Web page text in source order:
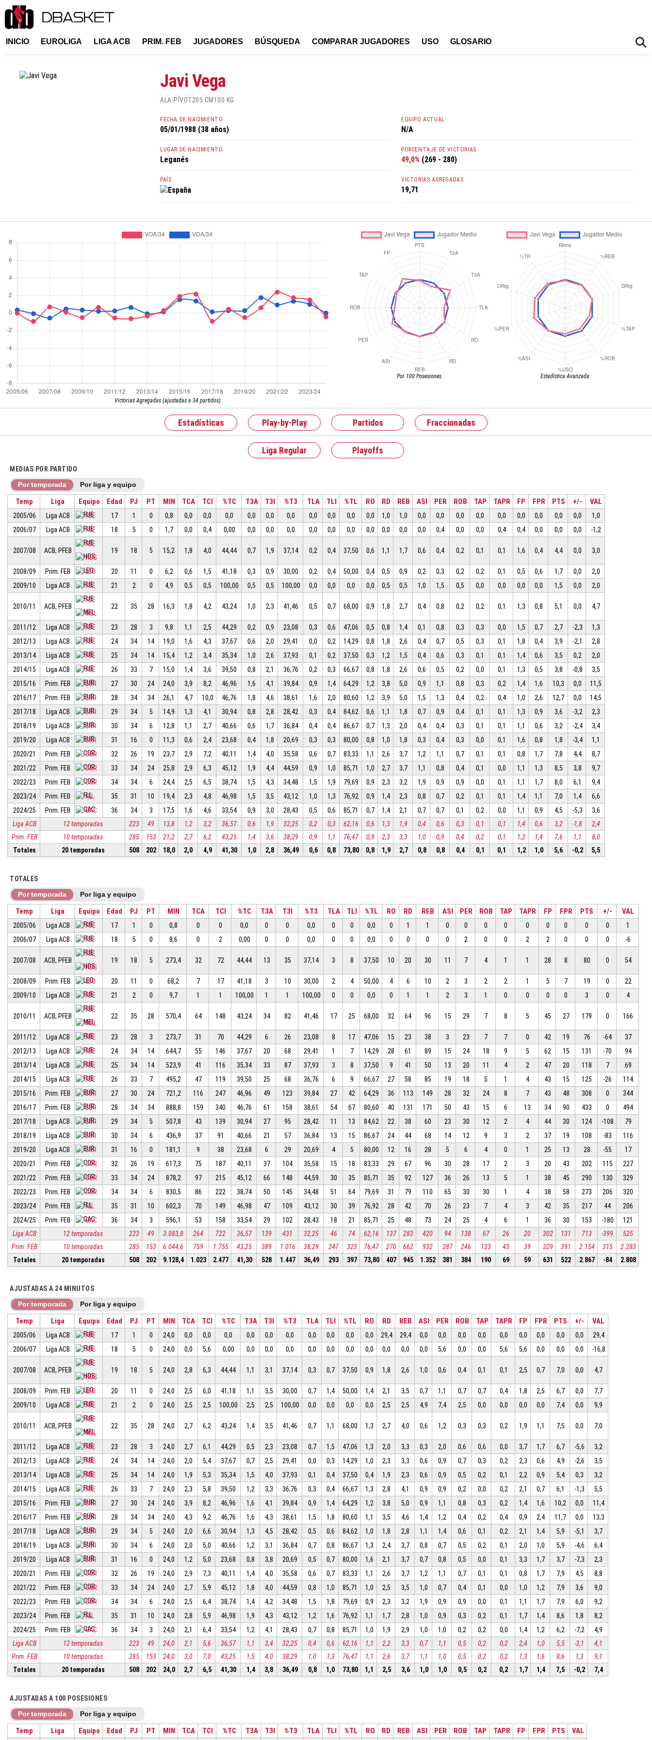
INICIO EUROLIGA LIGA ACB PRIM. FEB JUGADORES BÚSQUEDA COMPARAR JUGADORES USO GLOSARIO
Javi Vega
ALA-PÍVOT205 CM 100 KG
FECHA DE NACIMIENTO
05/01/1988 (38 años)
LUGAR DE NACIMIENTO
Leganés
PAÍS
España
EQUIPO ACTUAL
N/A
PORCENTAJE DE VICTORIAS
49,0% (269 - 280)
VICTORIAS AGREGADAS
19,71
Victorias Agregadas (ajustadas a 34 partidos)
Por 100 Posesiones Estadística Avanzada
Estadísticas Play-by-Play Partidos Fraccionadas
Liga Regular Playoffs
MEDIAS POR PARTIDO
Por temporada Por liga y equipo
Temp Liga Equipo Edad PJ PT MIN TCA TCI %TC T3A T3I %T3 TLA TLI %TL RO RD REB ASI PER ROB TAP TAPR FP FPR PTS +/- VAL
2005/06 Liga ACB FUE 17 1 0 0,8 0,0 0,0 0,0 0,0 0,0 0,0 0,0 0,0 0,0 0,0 1,0 1,0 0,0 0,0 0,0 0,0 0,0 0,0 0,0 0,0 0,0
1,0
2006/07
Liga ACB FUE 18 5 0 1,7 0,0 0,4 0,00 0,0 0,0 0,0 0,0 0,0 0,0 0,0 0,0 0,0 0,0 0,4 0,0 0,0 0,4 0,4 0,0 0,0 0,0 -1,2
2007/08 ACB, PFEB
FUE
HOS
19 18 5 15,2 1,8 4,0 44,44 0,7 1,9 37,14 0,2 0,4 37,50 0,6 1,1 1,7 0,6 0,4 0,2 0,1 0,1 1,6 0,4 4,4 0,0 3,0
2008/09 Prim. FEB LEO 20 11 0 6,2 0,6 1,5 41,18 0,3 0,9 30,00 0,2 0,4 50,00 0,4 0,5 0,9 0,2 0,3 0,2 0,2 0,1 0,5 0,6 1,7 0,0
2,0
2009/10
Liga ACB FUE 21 2 0 4,9 0,5 0,5 100,00 0,5 0,5 100,00 0,0 0,0 0,0 0,0 0,5 0,5 1,0 1,5 0,5 0,0 0,0 0,0 0,0 1,5 0,0 2,0
2010/11 ACB, PFEB
FUE
MEL
22 35 28 16,3 1,8 4,2 43,24 1,0 2,3 41,46 0,5 0,7 68,00 0,9 1,8 2,7 0,4 0,8 0,2 0,2 0,1 1,3 0,8 5,1 0,0 4,7
2011/12 Liga ACB FUE 23 28 3 9,8 1,1 2,5 44,29 0,2 0,9 23,08 0,3 0,6 47,06 0,5 0,8 1,4 0,1 0,8 0,3 0,3 0,0 1,5 0,7 2,7 -2,3
1,3
2012/13
Liga ACB FUE 24 34 14 19,0 1,6 4,3 37,67 0,6 2,0 29,41 0,0 0,2 14,29 0,8 1,8 2,6 0,4 0,7 0,5 0,3 0,1 1,8 0,4 3,9 -2,1
2,8
2013/14
Liga ACB FUE 25 34 14 15,4 1,2 3,4 35,34 1,0 2,6 37,93 0,1 0,2 37,50 0,3 1,2 1,5 0,4 0,6 0,3 0,1 0,1 1,4 0,6 3,5 0,2
2,0
2014/15
Liga ACB FUE 26 33 7 15,0 1,4 3,6 39,50 0,8 2,1 36,76 0,2 0,3 66,67 0,8 1,8 2,6 0,6 0,5 0,2 0,0 0,1 1,3 0,5 3,8 -0,8
3,5
2015/16
Prim. FEB BUR 27 30 24 24,0 3,9 8,2 46,96 1,6 4,1 39,84 0,9 1,4 64,29 1,2 3,8 5,0 0,9 1,1 0,8 0,3 0,2 1,4 1,6 10,3 0,0
11,5
2016/17
Prim. FEB BUR 28 34 34 26,1 4,7 10,0 46,76 1,8 4,6 38,61 1,6 2,0 80,60 1,2 3,9 5,0 1,5 1,3 0,4 0,2 0,4 1,0 2,6 12,7 0,0
14,5
2017/18
Liga ACB BUR 29 34 5 14,9 1,3 4,1 30,94 0,8 2,8 28,42 0,3 0,4 84,62 0,6 1,1 1,8 0,7 0,9 0,4 0,1 0,1 1,3 0,9 3,6 -3,2
2,3
2018/19
Liga ACB BUR 30 34 6 12,8 1,1 2,7 40,66 0,6 1,7 36,84 0,4 0,4 86,67 0,7 1,3 2,0 0,4 0,4 0,3 0,1 0,1 1,1 0,6 3,2 -2,4
3,4
2019/20
Liga ACB BUR 31 16 0 11,3 0,6 2,4 23,68 0,4 1,8 20,69 0,3 0,3 80,00 0,8 1,0 1,8 0,3 0,4 0,3 0,0 0,1 1,6 0,8 1,8 -3,4
1,1
2020/21
Prim. FEB COR 32 26 19 23,7 2,9 7,2 40,11 1,4 4,0 35,58 0,6 0,7 83,33 1,1 2,6 3,7 1,2 1,1 0,7 0,1 0,1 0,8 1,7 7,8 4,4
8,7
2021/22
Prim. FEB COR 33 34 24 25,8 2,9 6,3 45,12 1,9 4,4 44,59 0,9 1,0 85,71 1,0 2,7 3,7 1,1 0,8 0,4 0,1 0,0 1,1 1,3 8,5 3,8
9,7
2022/23
Prim. FEB COR 34 34 6 24,4 2,5 6,5 38,74 1,5 4,3 34,48 1,5 1,9 79,69 0,9 2,3 3,2 1,9 0,9 0,9 0,0 0,1 1,1 1,7 8,0 6,1
9,4
2023/24
Prim. FEB FLL 35 31 10 19,4 2,3 4,8 46,98 1,5 3,5 43,12 1,0 1,3 76,92 0,9 1,4 2,3 0,8 0,7 0,2 0,1 0,1 1,4 1,1 7,0 1,4
6,6
2024/25
Prim. FEB GAC 36 34 3 17,5 1,6 4,6 33,54 0,9 3,0 28,43 0,5 0,6 85,71 0,7 1,4 2,1 0,7 0,7 0,1 0,2 0,0 1,1 0,9 4,5 -5,3
3,6
Liga ACB
12 temporadas 223 49 13,8 1,2 3,2 36,57 0,6 1,9 32,25 0,2 0,3 62,16 0,6 1,3 1,9 0,4 0,6 0,3 0,1 0,1 1,4 0,6 3,2 -1,8
2,4
Prim. FEB
10 temporadas 285 153 21,2 2,7 6,2 43,25 1,4 3,6 38,29 0,9 1,1 76,47 0,9 2,3 3,3 1,0 0,9 0,4 0,2 0,1 1,2 1,4 7,6 1,1
8,0
Totales
20 temporadas 508 202 18,0 2,0 4,9 41,30 1,0 2,8 36,49 0,6 0,8 73,80 0,8 1,9 2,7 0,8 0,8 0,4 0,1 0,1 1,2 1,0 5,6 -0,2 5,5
TOTALES
Por temporada Por liga y equipo
Temp Liga Equipo Edad PJ PT MIN TCA TCI %TC T3A T3I %T3 TLA TLI %TL RO RD REB ASI PER ROB TAP TAPR FP FPR PTS +/- VAL
2005/06 Liga ACB FUE 17 1 0 0,8 0 0 0,0 0 0 0,0 0 0 0,0 0 1 1 0 0 0 0 0 0 0 0 0
1
2006/07
Liga ACB FUE 18 5 0 8,6 0 2 0,00 0 0 0,0 0 0 0,0 0 0 0 0 2 0 0 2 2 0 0 0 -6
2007/08 ACB, PFEB
FUE
HOS
19 18 5 273,4 32 72 44,44 13 35 37,14 3 8 37,50 10 20 30 11 7 4 1 1 28 8 80 0 54
2008/09 Prim. FEB LEO 20 11 0 68,2 7 17 41,18 3 10 30,00 2 4 50,00 4 6 10 2 3 2 2 1 5 7 19 0
22
2009/10
Liga ACB FUE 21 2 0 9,7 1 1 100,00 1 1 100,00 0 0 0,0 0 1 1 2 3 1 0 0 0 0 3 0 4
2010/11 ACB, PFEB
FUE
MEL
22 35 28 570,4 64 148 43,24 34 82 41,46 17 25 68,00 32 64 96 15 29 7 8 5 45 27 179 0 166
2011/12 Liga ACB FUE 23 28 3 273,7 31 70 44,29 6 26 23,08 8 17 47,06 15 23 38 3 23 7 7 0 42 19 76 -64
37
2012/13
Liga ACB FUE 24 34 14 644,7 55 146 37,67 20 68 29,41 1 7 14,29 28 61 89 15 24 18 9 5 62 15 131 -70
94
2013/14
Liga ACB FUE 25 34 14 523,9 41 116 35,34 33 87 37,93 3 8 37,50 9 41 50 13 20 11 4 2 47 20 118 7
69
2014/15
Liga ACB FUE 26 33 7 495,2 47 119 39,50 25 68 36,76 6 9 66,67 27 58 85 19 18 5 1 4 43 15 125 -26
114
2015/16
Prim. FEB BUR 27 30 24 721,2 116 247 46,96 49 123 39,84 27 42 64,29 36 113 149 28 32 24 8 7 43 48 308 0
344
2016/17
Prim. FEB BUR 28 34 34 888,8 159 340 46,76 61 158 38,61 54 67 80,60 40 131 171 50 43 15 6 13 34 90 433 0
494
2017/18
Liga ACB BUR 29 34 5 507,8 43 139 30,94 27 95 28,42 11 13 84,62 22 38 60 23 30 12 2 4 44 30 124 -108
79
2018/19
Liga ACB BUR 30 34 6 436,9 37 91 40,66 21 57 36,84 13 15 86,67 24 44 68 14 12 9 3 2 37 19 108 -83
116
2019/20
Liga ACB BUR 31 16 0 181,1 9 38 23,68 6 29 20,69 4 5 80,00 12 16 28 5 6 4 0 1 25 13 28 -55
17
2020/21
Prim. FEB COR 32 26 19 617,3 75 187 40,11 37 104 35,58 15 18 83,33 29 67 96 30 28 17 2 3 20 43 202 115
227
2021/22
Prim. FEB COR 33 34 24 878,2 97 215 45,12 66 148 44,59 30 35 85,71 35 92 127 36 26 13 5 1 38 45 290 130
329
2022/23
Prim. FEB COR 34 34 6 830,5 86 222 38,74 50 145 34,48 51 64 79,69 31 79 110 65 30 30 1 4 38 58 273 206
320
2023/24
Prim. FEB FLL 35 31 10 602,3 70 149 46,98 47 109 43,12 30 39 76,92 28 42 70 26 23 7 4 3 42 35 217 44
206
2024/25
Prim. FEB GAC 36 34 3 596,1 53 158 33,54 29 102 28,43 18 21 85,71 25 48 73 24 25 4 6 1 36 30 153 -180
121
Liga ACB
12 temporadas 223 49 3.083,8 264 722 36,57 139 431 32,25 46 74 62,16 137 283 420 94 138 67 26 20 302 131 713 -399
525
Prim. FEB
10 temporadas 285 153 6.044,6 759 1.755 43,25 389 1.016 38,29 247 323 76,47 270 662 932 287 246 123 43 39 329 391 2.154 315
2.283
Totales
20 temporadas 508 202 9.128,4 1.023 2.477 41,30 528 1.447 36,49 293 397 73,80 407 945 1.352 381 384 190 69 59 631 522 2.867 -84 2.808
AJUSTADAS A 24 MINUTOS
Por temporada Por liga y equipo
Temp Liga Equipo Edad PJ PT MIN TCA TCI %TC T3A T3I %T3 TLA TLI %TL RO RD REB ASI PER ROB TAP TAPR FP FPR PTS +/- VAL
2005/06 Liga ACB FUE 17 1 0 24,0 0,0 0,0 0,0 0,0 0,0 0,0 0,0 0,0 0,0 0,0 29,4 29,4 0,0 0,0 0,0 0,0 0,0 0,0 0,0 0,0 0,0
29,4
2006/07
Liga ACB FUE 18 5 0 24,0 0,0 5,6 0,00 0,0 0,0 0,0 0,0 0,0 0,0 0,0 0,0 0,0 0,0 5,6 0,0 0,0 5,6 5,6 0,0 0,0 0,0 -16,8
2007/08 ACB, PFEB
FUE
HOS
19 18 5 24,0 2,8 6,3 44,44 1,1 3,1 37,14 0,3 0,7 37,50 0,9 1,8 2,6 1,0 0,6 0,4 0,1 0,1 2,5 0,7 7,0 0,0 4,7
2008/09 Prim. FEB LEO 20 11 0 24,0 2,5 6,0 41,18 1,1 3,5 30,00 0,7 1,4 50,00 1,4 2,1 3,5 0,7 1,1 0,7 0,7 0,4 1,8 2,5 6,7 0,0
7,7
2009/10
Liga ACB FUE 21 2 0 24,0 2,5 2,5 100,00 2,5 2,5 100,00 0,0 0,0 0,0 0,0 2,5 2,5 4,9 7,4 2,5 0,0 0,0 0,0 0,0 7,4 0,0 9,9
2010/11 ACB, PFEB
FUE
MEL
22 35 28 24,0 2,7 6,2 43,24 1,4 3,5 41,46 0,7 1,1 68,00 1,3 2,7 4,0 0,6 1,2 0,3 0,3 0,2 1,9 1,1 7,5 0,0 7,0
2011/12 Liga ACB FUE 23 28 3 24,0 2,7 6,1 44,29 0,5 2,3 23,08 0,7 1,5 47,06 1,3 2,0 3,3 0,3 2,0 0,6 0,6 0,0 3,7 1,7 6,7 -5,6
3,2
2012/13
Liga ACB FUE 24 34 14 24,0 2,0 5,4 37,67 0,7 2,5 29,41 0,0 0,3 14,29 1,0 2,3 3,3 0,6 0,9 0,7 0,3 0,2 2,3 0,6 4,9 -2,6
3,5
2013/14
Liga ACB FUE 25 34 14 24,0 1,9 5,3 35,34 1,5 4,0 37,93 0,1 0,4 37,50 0,4 1,9 2,3 0,6 0,9 0,5 0,2 0,1 2,2 0,9 5,4 0,3
3,2
2014/15
Liga ACB FUE 26 33 7 24,0 2,3 5,8 39,50 1,2 3,3 36,76 0,3 0,4 66,67 1,3 2,8 4,1 0,9 0,9 0,2 0,0 0,2 2,1 0,7 6,1 -1,3
5,5
2015/16
Prim. FEB BUR 27 30 24 24,0 3,9 8,2 46,96 1,6 4,1 39,84 0,9 1,4 64,29 1,2 3,8 5,0 0,9 1,1 0,8 0,3 0,2 1,4 1,6 10,2 0,0
11,4
2016/17
Prim. FEB BUR 28 34 34 24,0 4,3 9,2 46,76 1,6 4,3 38,61 1,5 1,8 80,60 1,1 3,5 4,6 1,4 1,2 0,4 0,2 0,4 0,9 2,4 11,7 0,0
13,3
2017/18
Liga ACB BUR 29 34 5 24,0 2,0 6,6 30,94 1,3 4,5 28,42 0,5 0,6 84,62 1,0 1,8 2,8 1,1 1,4 0,6 0,1 0,2 2,1 1,4 5,9 -5,1
3,7
2018/19
Liga ACB BUR 30 34 6 24,0 2,0 5,0 40,66 1,2 3,1 36,84 0,7 0,8 86,67 1,3 2,4 3,7 0,8 0,7 0,5 0,2 0,1 2,0 1,0 5,9 -4,6
6,4
2019/20
Liga ACB BUR 31 16 0 24,0 1,2 5,0 23,68 0,8 3,8 20,69 0,5 0,7 80,00 1,6 2,1 3,7 0,7 0,8 0,5 0,0 0,1 3,3 1,7 3,7 -7,3
2,3
2020/21
Prim. FEB COR 32 26 19 24,0 2,9 7,3 40,11 1,4 4,0 35,58 0,6 0,7 83,33 1,1 2,6 3,7 1,2 1,1 0,7 0,1 0,1 0,8 1,7 7,9 4,5
8,8
2021/22
Prim. FEB COR 33 34 24 24,0 2,7 5,9 45,12 1,8 4,0 44,59 0,8 1,0 85,71 1,0 2,5 3,5 1,0 0,7 0,4 0,1 0,0 1,0 1,2 7,9 3,6
9,0
2022/23
Prim. FEB COR 34 34 6 24,0 2,5 6,4 38,74 1,4 4,2 34,48 1,5 1,8 79,69 0,9 2,3 3,2 1,9 0,9 0,9 0,0 0,1 1,1 1,7 7,9 6,0
9,2
2023/24
Prim. FEB FLL 35 31 10 24,0 2,8 5,9 46,98 1,9 4,3 43,12 1,2 1,6 76,92 1,1 1,7 2,8 1,0 0,9 0,3 0,2 0,1 1,7 1,4 8,6 1,8
8,2
2024/25
Prim. FEB GAC 36 34 3 24,0 2,1 6,4 33,54 1,2 4,1 28,43 0,7 0,8 85,71 1,0 1,9 2,9 1,0 1,0 0,2 0,2 0,0 1,4 1,2 6,2 -7,2
4,9
Liga ACB
12 temporadas 223 49 24,0 2,1 5,6 36,57 1,1 3,4 32,25 0,4 0,6 62,16 1,1 2,2 3,3 0,7 1,1 0,5 0,2 0,2 2,4 1,0 5,5 -3,1
4,1
Prim. FEB
10 temporadas 285 153 24,0 3,0 7,0 43,25 1,5 4,0 38,29 1,0 1,3 76,47 1,1 2,6 3,7 1,1 1,0 0,5 0,2 0,2 1,3 1,6 8,6 1,3
9,1
Totales
20 temporadas 508 202 24,0 2,7 6,5 41,30 1,4 3,8 36,49 0,8 1,0 73,80 1,1 2,5 3,6 1,0 1,0 0,5 0,2 0,2 1,7 1,4 7,5 -0,2 7,4
AJUSTADAS A 100 POSESIONES
Por temporada Por liga y equipo
Temp Liga Equipo Edad PJ PT MIN TCA TCI %TC T3A T3I %T3 TLA TLI %TL RO RD REB ASI PER ROB TAP TAPR FP FPR PTS VAL